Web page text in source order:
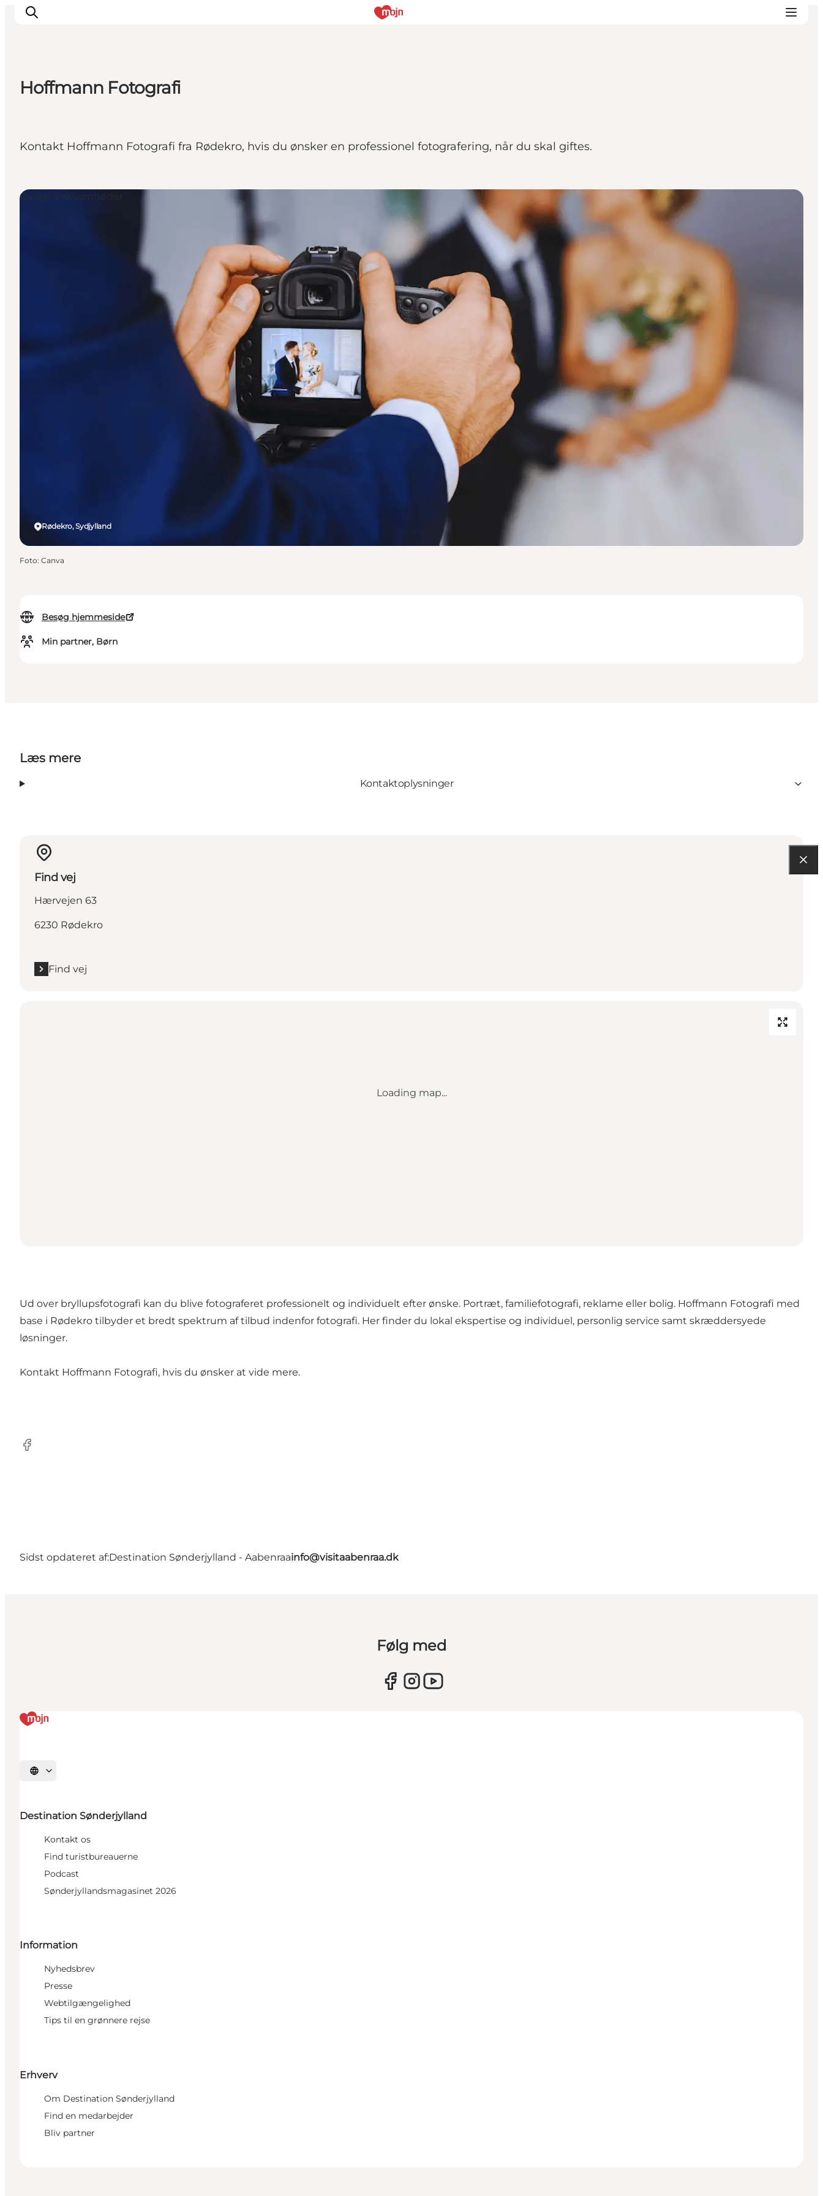
Det sker
Booking
Hoffmann Fotografi
Kontakt Hoffmann Fotografi fra Rødekro, hvis du ønsker en professionel fotografering, når du skal giftes.
Besøg hjemmeside
Min partner, Børn
Rødekro, Sydjylland
Øvrige virksomheder
Foto: Canva
Læs mere
Kontaktoplysninger
Find vej
Hærvejen 63
6230 Rødekro
Find vej
Loading map...
Ud over bryllupsfotografi kan du blive fotograferet professionelt og individuelt efter ønske. Portræt, familiefotografi, reklame eller bolig. Hoffmann Fotografi med
base i Rødekro tilbyder et bredt spektrum af tilbud indenfor fotografi. Her finder du lokal ekspertise og individuel, personlig service samt skræddersyede
løsninger.
Kontakt Hoffmann Fotografi, hvis du ønsker at vide mere.
Facebook
Sidst opdateret af:Destination Sønderjylland - Aabenraainfo@visitaabenraa.dk
Følg med
Vælg sprog
Destination Sønderjylland
Kontakt os
Find turistbureauerne
Podcast
Sønderjyllandsmagasinet 2026
Information
Nyhedsbrev
Presse
Webtilgængelighed
Tips til en grønnere rejse
Erhverv
Om Destination Sønderjylland
Find en medarbejder
Bliv partner